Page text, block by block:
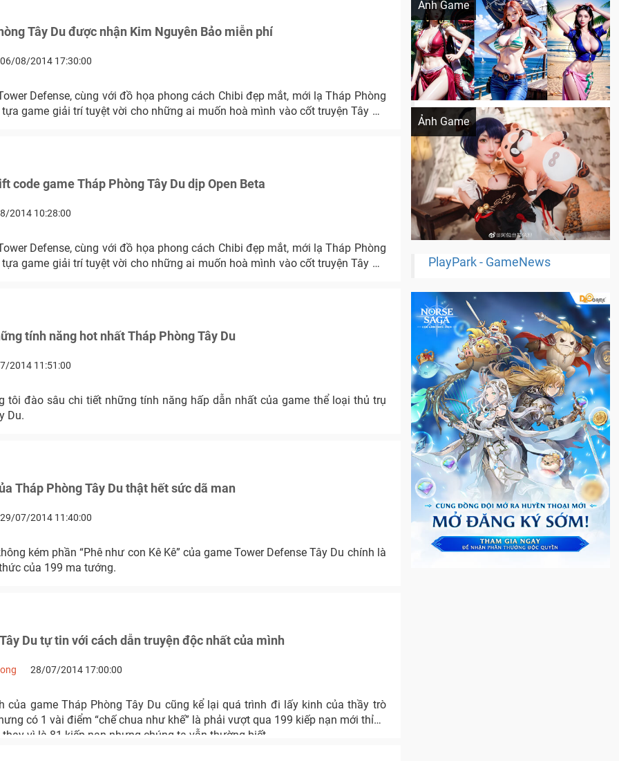
Tây Du được nhận Kim Nguyên Bảo miễn phí
06/08/2014 17:30:00
Defense, cùng với đồ họa phong cách Chibi đẹp mắt, mới lạ Tháp Phòng
game giải trí tuyệt vời cho những ai muốn hoà mình vào cốt truyện Tây Du
code game Tháp Phòng Tây Du dịp Open Beta
2014 10:28:00
Defense, cùng với đồ họa phong cách Chibi đẹp mắt, mới lạ Tháp Phòng
game giải trí tuyệt vời cho những ai muốn hoà mình vào cốt truyện Tây Du
tính năng hot nhất Tháp Phòng Tây Du
2014 11:51:00
tôi đào sâu chi tiết những tính năng hấp dẫn nhất của game thể loại thủ trụ
Du.
Tháp Phòng Tây Du thật hết sức dã man
29/07/2014 11:40:00
kém phần “Phê như con Kê Kê” của game Tower Defense Tây Du chính là
của 199 ma tướng.
Du tự tin với cách dẫn truyện độc nhất của mình
28/07/2014 17:00:00
của game Tháp Phòng Tây Du cũng kể lại quá trình đi lấy kinh của thầy trò
có 1 vài điểm “chế chua như khế” là phải vượt qua 199 kiếp nạn mới thỉnh
vì là 81 kiếp nạn nhưng chúng ta vẫn thường biết.
Ảnh Game
Ảnh Game
Cosplay Xiangling siêu cute
PlayPark - GameNews